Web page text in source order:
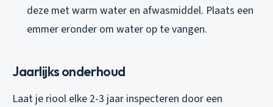
deze met warm water en afwasmiddel. Plaats een
emmer eronder om water op te vangen.
Jaarlijks onderhoud
Laat je riool elke 2-3 jaar inspecteren door een